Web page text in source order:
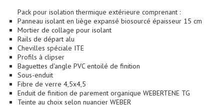
Pack pour isolation thermique extérieure comprenant :
Panneau isolant en liège expansé biosourcé épaisseur 15 cm
Mortier de collage pour isolant
Rails de départ alu
Chevilles spéciale ITE
Profils à clipser
Baguettes d'angle PVC entoilé de finition
Sous-enduit
Fibre de verre 4,5x4,5
Enduit de finition de parement organique WEBERTENE TG
Teinte au choix selon nuancier WEBER